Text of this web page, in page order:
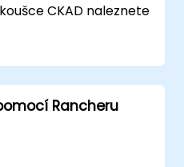
CKAD naleznete
developer-
Rancheru